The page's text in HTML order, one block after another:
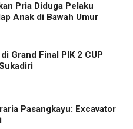
Pria Diduga Pelaku
Anak di Bawah Umur
Grand Final PIK 2 CUP
Pasangkayu: Excavator